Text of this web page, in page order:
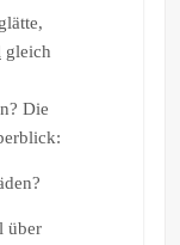
gleich
Die
über